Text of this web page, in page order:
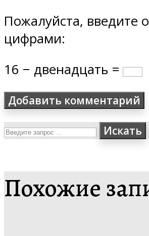
Пожалуйста, введите
цифрами:
16 − двенадцать =
Искать
Похожие